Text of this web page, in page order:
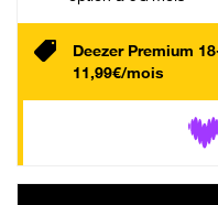
Deezer Premium
11,99€/mois